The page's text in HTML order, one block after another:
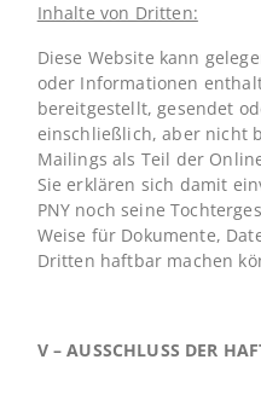
Inhalte von Dritten:
Diese Website kann
oder Informationen
bereitgestellt, gesendet
einschließlich, aber nicht
Mailings als Teil der
Sie erklären sich damit
PNY noch seine
Weise für Dokumente,
Dritten haftbar machen
V – AUSSCHLUSS DER